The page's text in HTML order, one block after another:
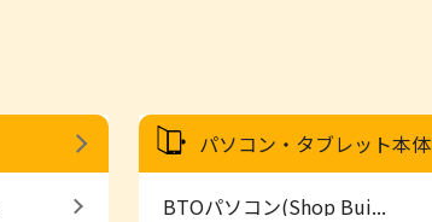
パソコン・タブレット本体
BTOパソコン(Shop Bui...